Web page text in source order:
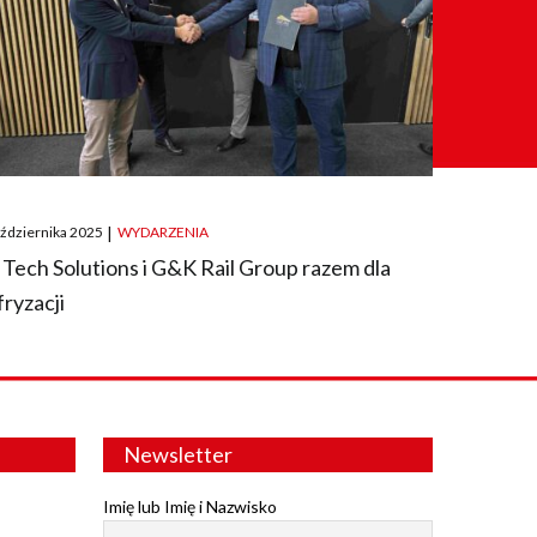
2025 | WYDARZENIA
Tech Solutions i G&K Rail Group razem dla
Newsletter
Imię lub Imię i Nazwisko